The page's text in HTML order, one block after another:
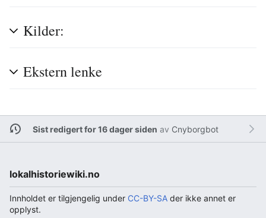
Kilder:
Ekstern lenke
Sist redigert for 16 dager siden av Cnyborgbot
lokalhistoriewiki.no
Innholdet er tilgjengelig under CC-BY-SA der ikke annet er
opplyst.